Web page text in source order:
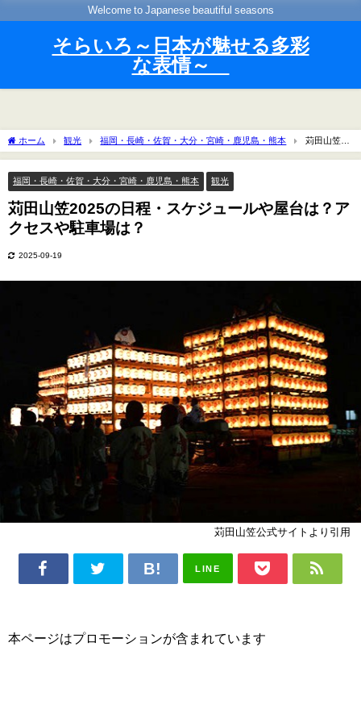
Welcome to Japanese beautiful seasons
そらいろ～日本が魅せる多彩
な表情～
ホーム 観光 福岡・長崎・佐賀・大分・宮崎・鹿児島・熊本
苅田山笠
2025の日程・スケジュールや屋台は？アクセスや駐車場は？
福岡・長崎・佐賀・大分・宮崎・鹿児島・熊本 観光
苅田山笠2025の日程・スケジュールや屋台は？ア
クセスや駐車場は？
2025-09-19
苅田山笠公式サイトより引用
LINE
本ページはプロモーションが含まれています